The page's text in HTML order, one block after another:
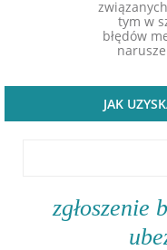
tym w
błędów
JAK
zgłoszenie